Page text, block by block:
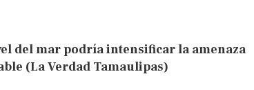
del mar podría intensificar la amenaza
(La Verdad Tamaulipas)